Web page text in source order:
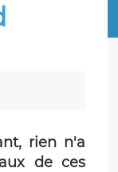
rien n'a
de ces